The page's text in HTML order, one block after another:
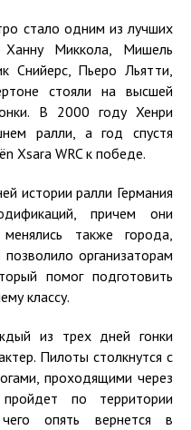
стало одним из лучших
Ханну Миккола, Мишель
Снийерс, Пьеро Льятти,
стояли на высшей
В 2000 году Хенри
ралли, а год спустя
Xsara WRC к победе.
истории ралли Германия
причем они
также города,
организаторам
помог подготовить
классу.
из трех дней гонки
Пилоты столкнутся с
проходящими через
по территории
опять вернется в